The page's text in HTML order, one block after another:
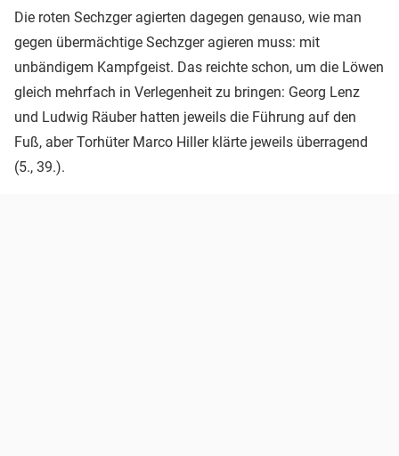
Die roten Sechzger agierten dagegen genauso, wie man
gegen übermächtige Sechzger agieren muss: mit
unbändigem Kampfgeist. Das reichte schon, um die Löwen
gleich mehrfach in Verlegenheit zu bringen: Georg Lenz
und Ludwig Räuber hatten jeweils die Führung auf den
Fuß, aber Torhüter Marco Hiller klärte jeweils überragend
(5., 39.).